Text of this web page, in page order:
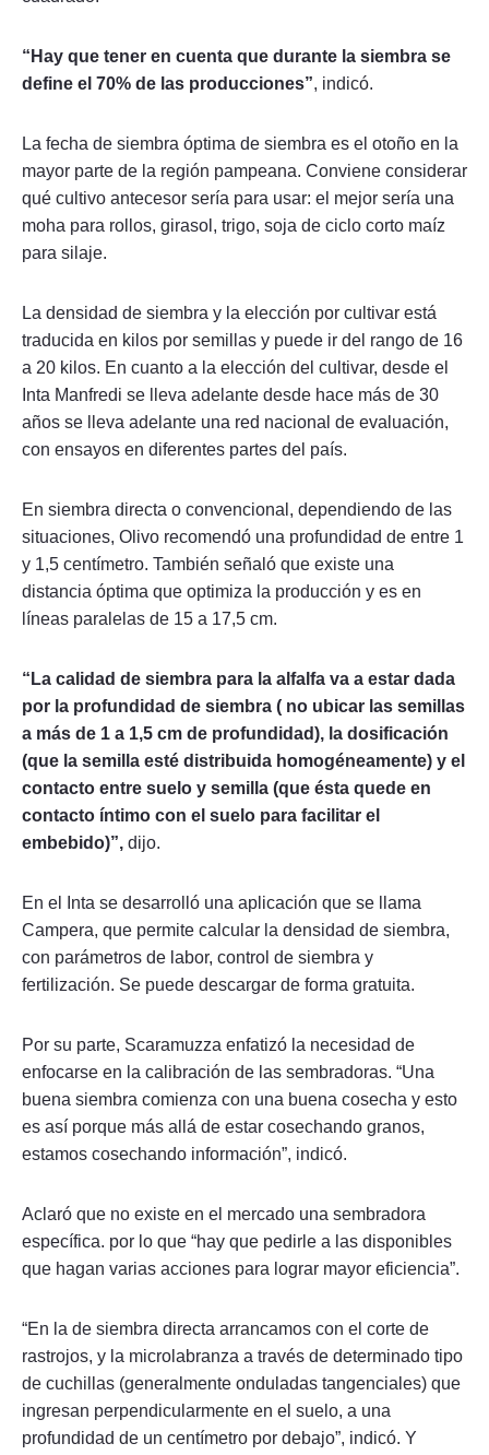
“Hay que tener en cuenta que durante la siembra se
define el 70% de las producciones”, indicó.
La fecha de siembra óptima de siembra es el otoño en la
mayor parte de la región pampeana. Conviene considerar
qué cultivo antecesor sería para usar: el mejor sería una
moha para rollos, girasol, trigo, soja de ciclo corto maíz
para silaje.
La densidad de siembra y la elección por cultivar está
traducida en kilos por semillas y puede ir del rango de 16
a 20 kilos. En cuanto a la elección del cultivar, desde el
Inta Manfredi se lleva adelante desde hace más de 30
años se lleva adelante una red nacional de evaluación,
con ensayos en diferentes partes del país.
En siembra directa o convencional, dependiendo de las
situaciones, Olivo recomendó una profundidad de entre 1
y 1,5 centímetro. También señaló que existe una
distancia óptima que optimiza la producción y es en
líneas paralelas de 15 a 17,5 cm.
“La calidad de siembra para la alfalfa va a estar dada
por la profundidad de siembra ( no ubicar las semillas
a más de 1 a 1,5 cm de profundidad), la dosificación
(que la semilla esté distribuida homogéneamente) y el
contacto entre suelo y semilla (que ésta quede en
contacto íntimo con el suelo para facilitar el
embebido)”, dijo.
En el Inta se desarrolló una aplicación que se llama
Campera, que permite calcular la densidad de siembra,
con parámetros de labor, control de siembra y
fertilización. Se puede descargar de forma gratuita.
Por su parte, Scaramuzza enfatizó la necesidad de
enfocarse en la calibración de las sembradoras. “Una
buena siembra comienza con una buena cosecha y esto
es así porque más allá de estar cosechando granos,
estamos cosechando información”, indicó.
Aclaró que no existe en el mercado una sembradora
específica. por lo que “hay que pedirle a las disponibles
que hagan varias acciones para lograr mayor eficiencia”.
“En la de siembra directa arrancamos con el corte de
rastrojos, y la microlabranza a través de determinado tipo
de cuchillas (generalmente onduladas tangenciales) que
ingresan perpendicularmente en el suelo, a una
profundidad de un centímetro por debajo”, indicó. Y